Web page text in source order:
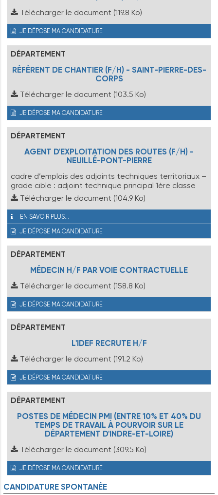
Télécharger le document (119.8 Ko)
JE DÉPOSE MA CANDIDATURE
DÉPARTEMENT
RÉFÉRENT DE CHANTIER (F/H) - SAINT-PIERRE-DES-
CORPS
Télécharger le document (103.5 Ko)
JE DÉPOSE MA CANDIDATURE
DÉPARTEMENT
AGENT D'EXPLOITATION DES ROUTES (F/H) -
NEUILLÉ-PONT-PIERRE
cadre d’emplois des adjoints techniques territoriaux –
grade cible : adjoint technique principal 1ère classe
Télécharger le document (104.9 Ko)
EN SAVOIR PLUS...
JE DÉPOSE MA CANDIDATURE
DÉPARTEMENT
MÉDECIN H/F PAR VOIE CONTRACTUELLE
Télécharger le document (158.8 Ko)
JE DÉPOSE MA CANDIDATURE
DÉPARTEMENT
L'IDEF RECRUTE H/F
Télécharger le document (191.2 Ko)
JE DÉPOSE MA CANDIDATURE
DÉPARTEMENT
POSTES DE MÉDECIN PMI (ENTRE 10% ET 40% DU
TEMPS DE TRAVAIL À POURVOIR SUR LE
DÉPARTEMENT D'INDRE-ET-LOIRE)
Télécharger le document (309.5 Ko)
JE DÉPOSE MA CANDIDATURE
CANDIDATURE SPONTANÉE